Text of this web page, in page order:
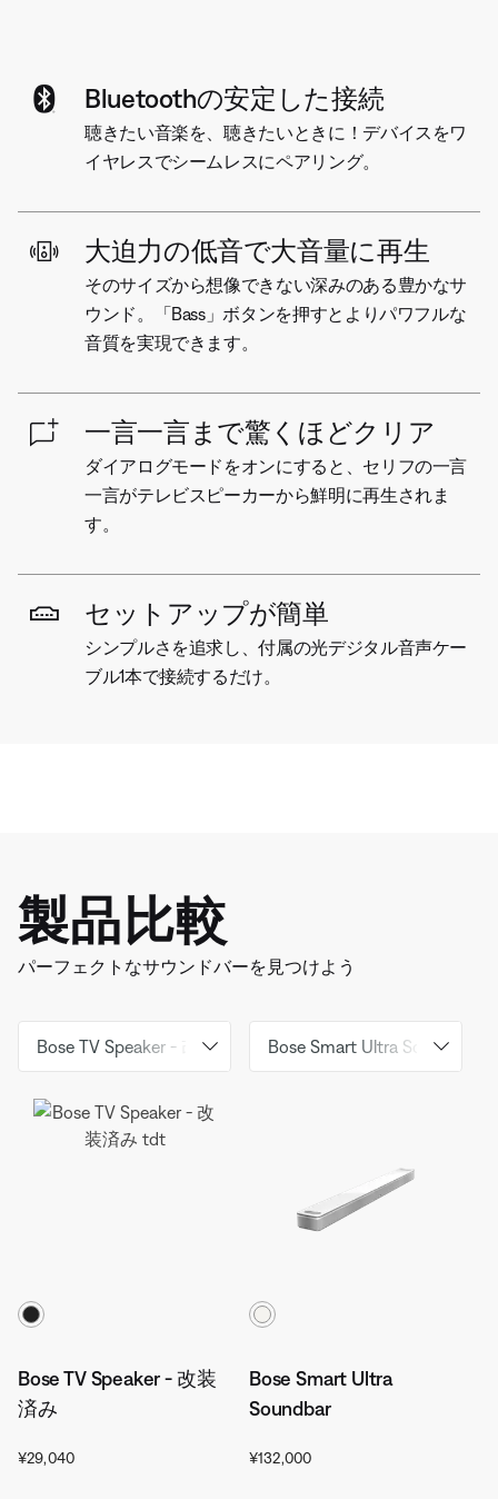
Bluetoothの安定した接続
聴きたい音楽を、聴きたいときに！デバイスをワ
イヤレスでシームレスにペアリング。
大迫力の低音で大音量に再生
そのサイズから想像できない深みのある豊かなサ
ウンド。「Bass」ボタンを押すとよりパワフルな
音質を実現できます。
一言一言まで驚くほどクリア
ダイアログモードをオンにすると、セリフの一言
一言がテレビスピーカーから鮮明に再生されま
す。
セットアップが簡単
シンプルさを追求し、付属の光デジタル音声ケー
ブル1本で接続するだけ。
製品比較
パーフェクトなサウンドバーを見つけよう
カラーの選択
Bose TV Speaker - 改装
済み
価格:
¥29,040
カラーの選択
Bose Smart Ultra
Soundbar
価格:
¥132,000